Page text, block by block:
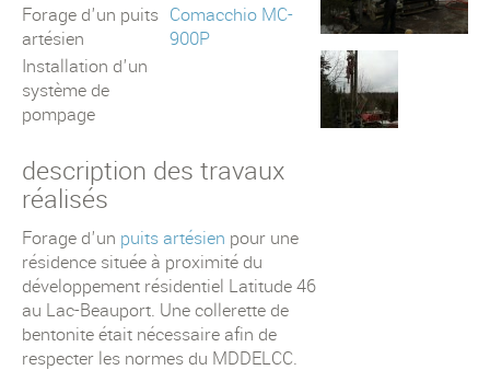
Forage d'un puits
artésien
Installation d'un
système de
pompage
Comacchio MC-
900P
description des travaux
réalisés
Forage d'un puits artésien pour une
résidence située à proximité du
développement résidentiel Latitude 46
au Lac-Beauport. Une collerette de
bentonite était nécessaire afin de
respecter les normes du MDDELCC.